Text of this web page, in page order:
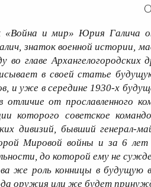
«Война и мир» Юрия Галича
знаток военной истории,
во главе Архангелогородских
в своей статье
и уже в середине 1930-х
от прославленного
которого советское
дивизий, бывший
Мировой войны и за 6
до которой ему не
же роль конницы в будущую
оружия или же будет